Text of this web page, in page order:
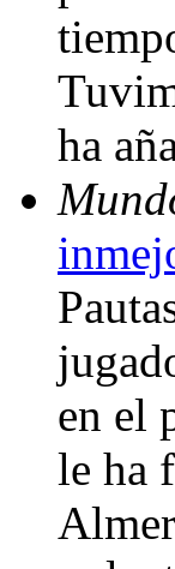
ha
en el
le ha